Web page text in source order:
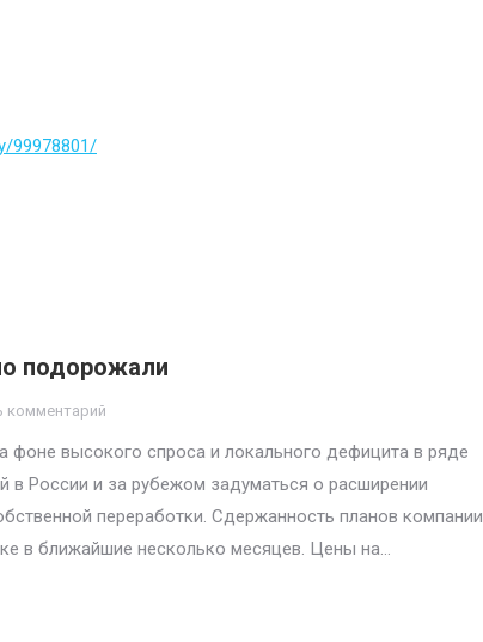
99978801/
подорожали
комментарий
фоне высокого спроса и локального дефицита в ряде
в России и за рубежом задуматься о расширении
переработки. Сдержанность планов компании
в ближайшие несколько месяцев. Цены на…